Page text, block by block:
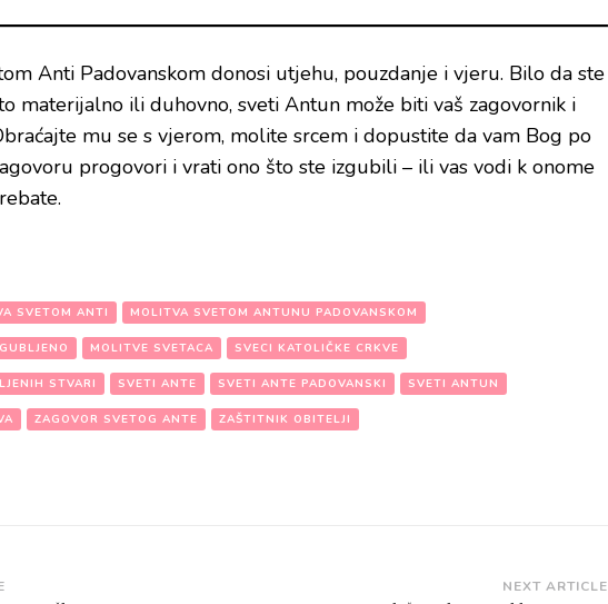
Anti Padovanskom donosi utjehu, pouzdanje i vjeru. Bilo da ste
materijalno ili duhovno, sveti Antun može biti vaš zagovornik i
mu se s vjerom, molite srcem i dopustite da vam Bog po
progovori i vrati ono što ste izgubili – ili vas vodi k onome
SVETOM ANTI MOLITVA SVETOM ANTUNU PADOVANSKOM
MOLITVE SVETACA SVECI KATOLIČKE CRKVE
STVARI SVETI ANTE SVETI ANTE PADOVANSKI SVETI ANTUN
ZAGOVOR SVETOG ANTE ZAŠTITNIK OBITELJI
NEXT ARTICLE